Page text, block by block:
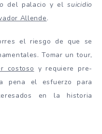
del palacio y el suicidio
Allende.
el riesgo de que se
Tomar un tour,
costoso y requiere pre-
pena el esfuerzo para
en la historia